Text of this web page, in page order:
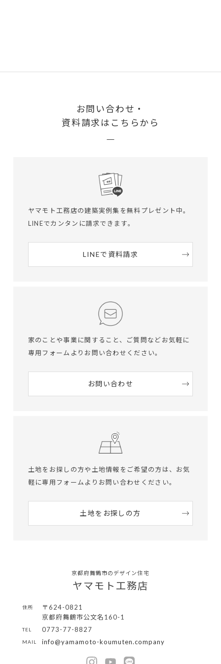
お問い合わせ・
資料請求はこちらから
ヤマモト工務店の建築実例集を無料プレゼント中。
LINEでカンタンに請求できます。
LINEで資料請求
家のことや事業に関すること、ご質問など お気軽に
専用フォームよりお問い合わせください。
お問い合わせ
土地をお探しの方や土地情報をご希望の方は、 お気
軽に専用フォームよりお問い合わせください。
土地をお探しの方
京都府舞鶴市のデザイン住宅
ヤマモト工務店
住所
〒624-0821
京都府舞鶴市公文名160-1
TEL 0773-77-8827
MAIL info@yamamoto-koumuten.company